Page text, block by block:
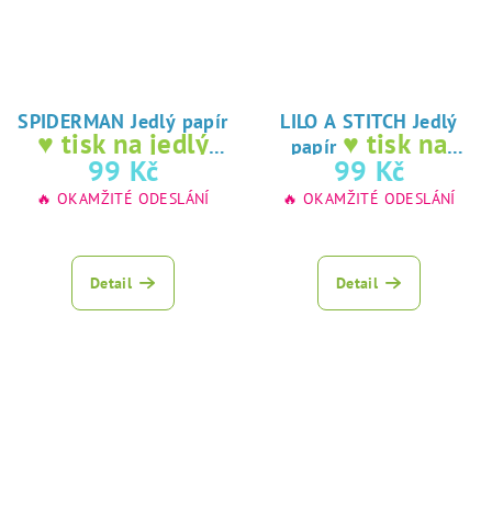
SPIDERMAN Jedlý papír
♥ tisk na jedlý
papír
99 Kč
🔥 OKAMŽITÉ ODESLÁNÍ
Detail
LILO A STITCH Jedlý
papír ♥ tisk na
jedlý papír
99 Kč
🔥 OKAMŽITÉ ODESLÁNÍ
Detail